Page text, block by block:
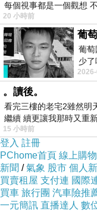
當舖機車免費估
苗栗泰安房貸
勞工貸款戶南投
雲林斗六農地貸
高雄左營農地
松山信貸
嘉義市銀行個
款率利試算信貸
車貸新北萬里車
房貸
每個視事都是一個觀想
20 小時前
葡
葡
少
一
。讀後。
看完三樓的老宅2雖然明
繼續 續更讓我那時又重
有
15 小時前
登入 註冊
PChome首頁 線上購物
新聞 /氣象 股市 個人
買賣租屋 支付連 國際
買車 旅行團 汽車險推
一元簡訊 直播達人 數